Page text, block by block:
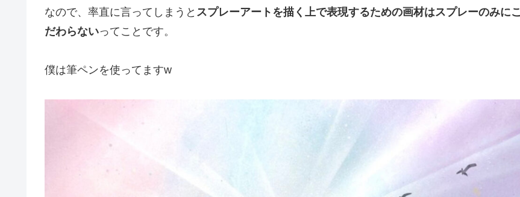
なので、率直に言ってしまうと スプレーアートを描く上で表現するための画材はスプレーのみにこ
だわらないってことです。
僕は筆ペンを使ってますw